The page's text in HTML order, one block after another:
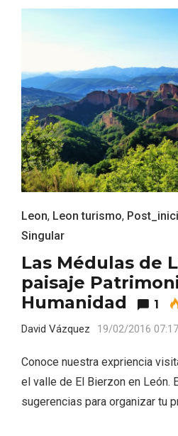
Leon, Leon turismo,
Singular
Las Médulas de
paisaje
Humanidad
1
David Vázquez 19/02/2016 07:17
Conoce nuestra expriencia
el valle de El Bierzon en León.
sugerencias para organizar tu
El Cronicón de Oña